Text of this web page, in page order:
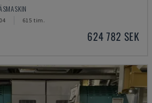
615 tim.
624 782 SEK